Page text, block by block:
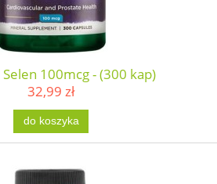
100mcg - (300 kap)
32,99 zł
do koszyka